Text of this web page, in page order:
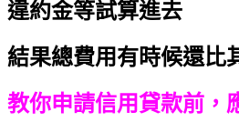
違約金等試算進去
結果總費用有時候還比
教你申請信用貸款前，